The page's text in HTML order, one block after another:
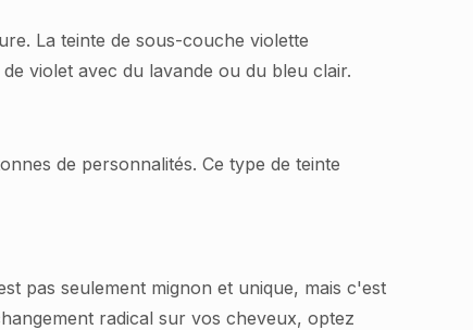
La teinte de sous-couche violette
violet avec du lavande ou du bleu clair.
de personnalités. Ce type de teinte
pas seulement mignon et unique, mais c'est
radical sur vos cheveux, optez